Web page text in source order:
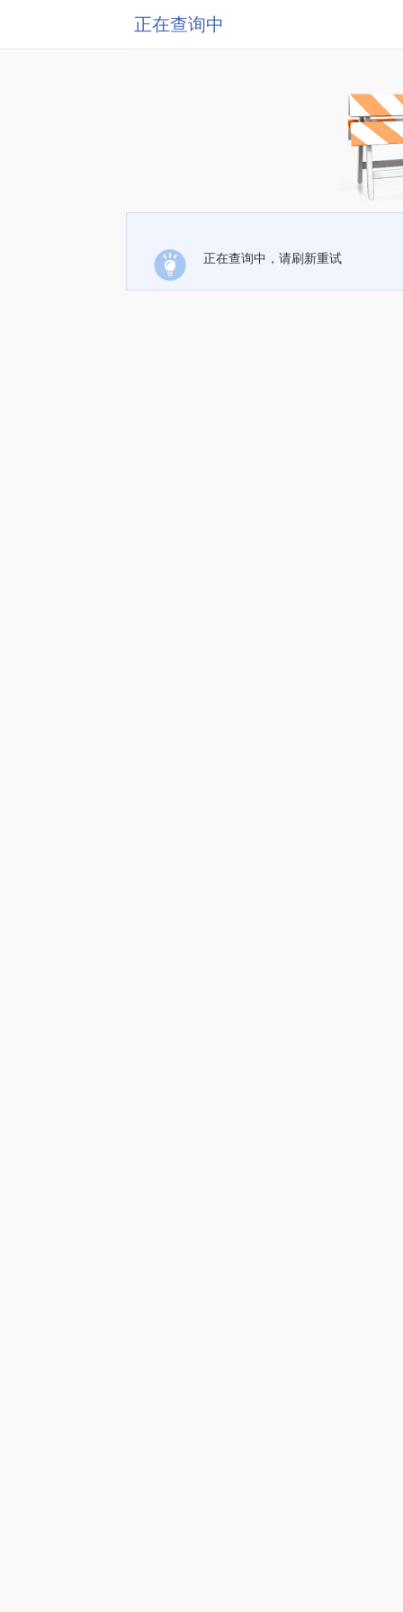
正在查询中
正在查询中，请刷新重试